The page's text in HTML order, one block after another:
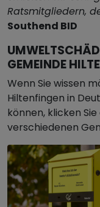
Ratsmitgliedern,
Southend BID
GEMEINDE
Wenn Sie wissen
Hiltenfingen in
können, klicken
verschiedenen